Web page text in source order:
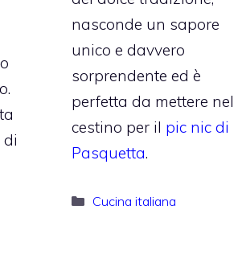
nasconde un sapore
unico e davvero
sorprendente ed è
perfetta da mettere nel
cestino per il pic nic di
Pasquetta.
Categorie
Cucina italiana